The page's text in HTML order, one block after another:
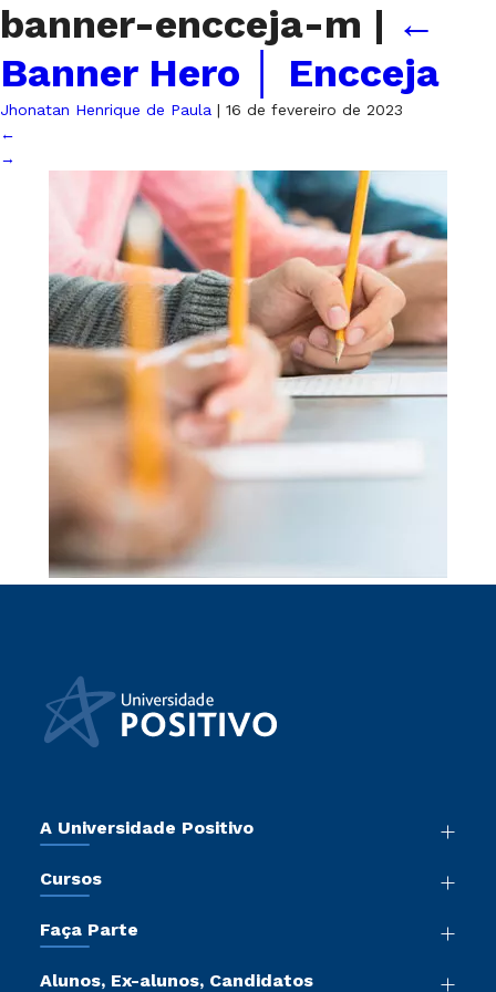
banner-encceja-m | ←
Banner Hero │ Encceja
Jhonatan Henrique de Paula | 16 de fevereiro de 2023
←
→
A Universidade Positivo
Sala de Imprensa
Trabalhe Conosco
Sou Colaborador
Cursos
Pós-Graduação
Faça Parte
Alunos, Ex-alunos, Candidatos